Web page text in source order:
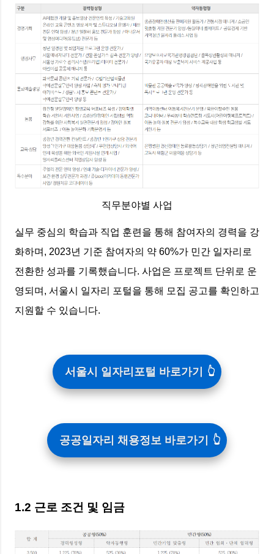
직무분야별 사업
실무 중심의 학습과 직업 훈련을 통해 참여자의 경력을 강
화하며, 2023년 기준 참여자의 약 60%가 민간 일자리로
전환한 성과를 기록했습니다. 사업은 프로젝트 단위로 운
영되며, 서울시 일자리 포털을 통해 모집 공고를 확인하고
지원할 수 있습니다.
서울시 일자리포털 바로가기
공공일자리 채용정보 바로가기
1.2 근로 조건 및 임금